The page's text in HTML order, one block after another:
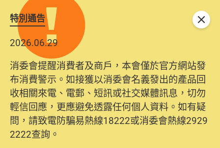
特別通告
2026.06.29
消委會提醒消費者及商戶，本會僅於官方網站發
布消費警示。如接獲以消委會名義發出的產品回
收相關來電、電郵、短訊或社交媒體訊息，切勿
輕信回應，更應避免透露任何個人資料。如有疑
問，請致電防騙易熱線18222或消委會熱線2929
2222查詢。
關閉